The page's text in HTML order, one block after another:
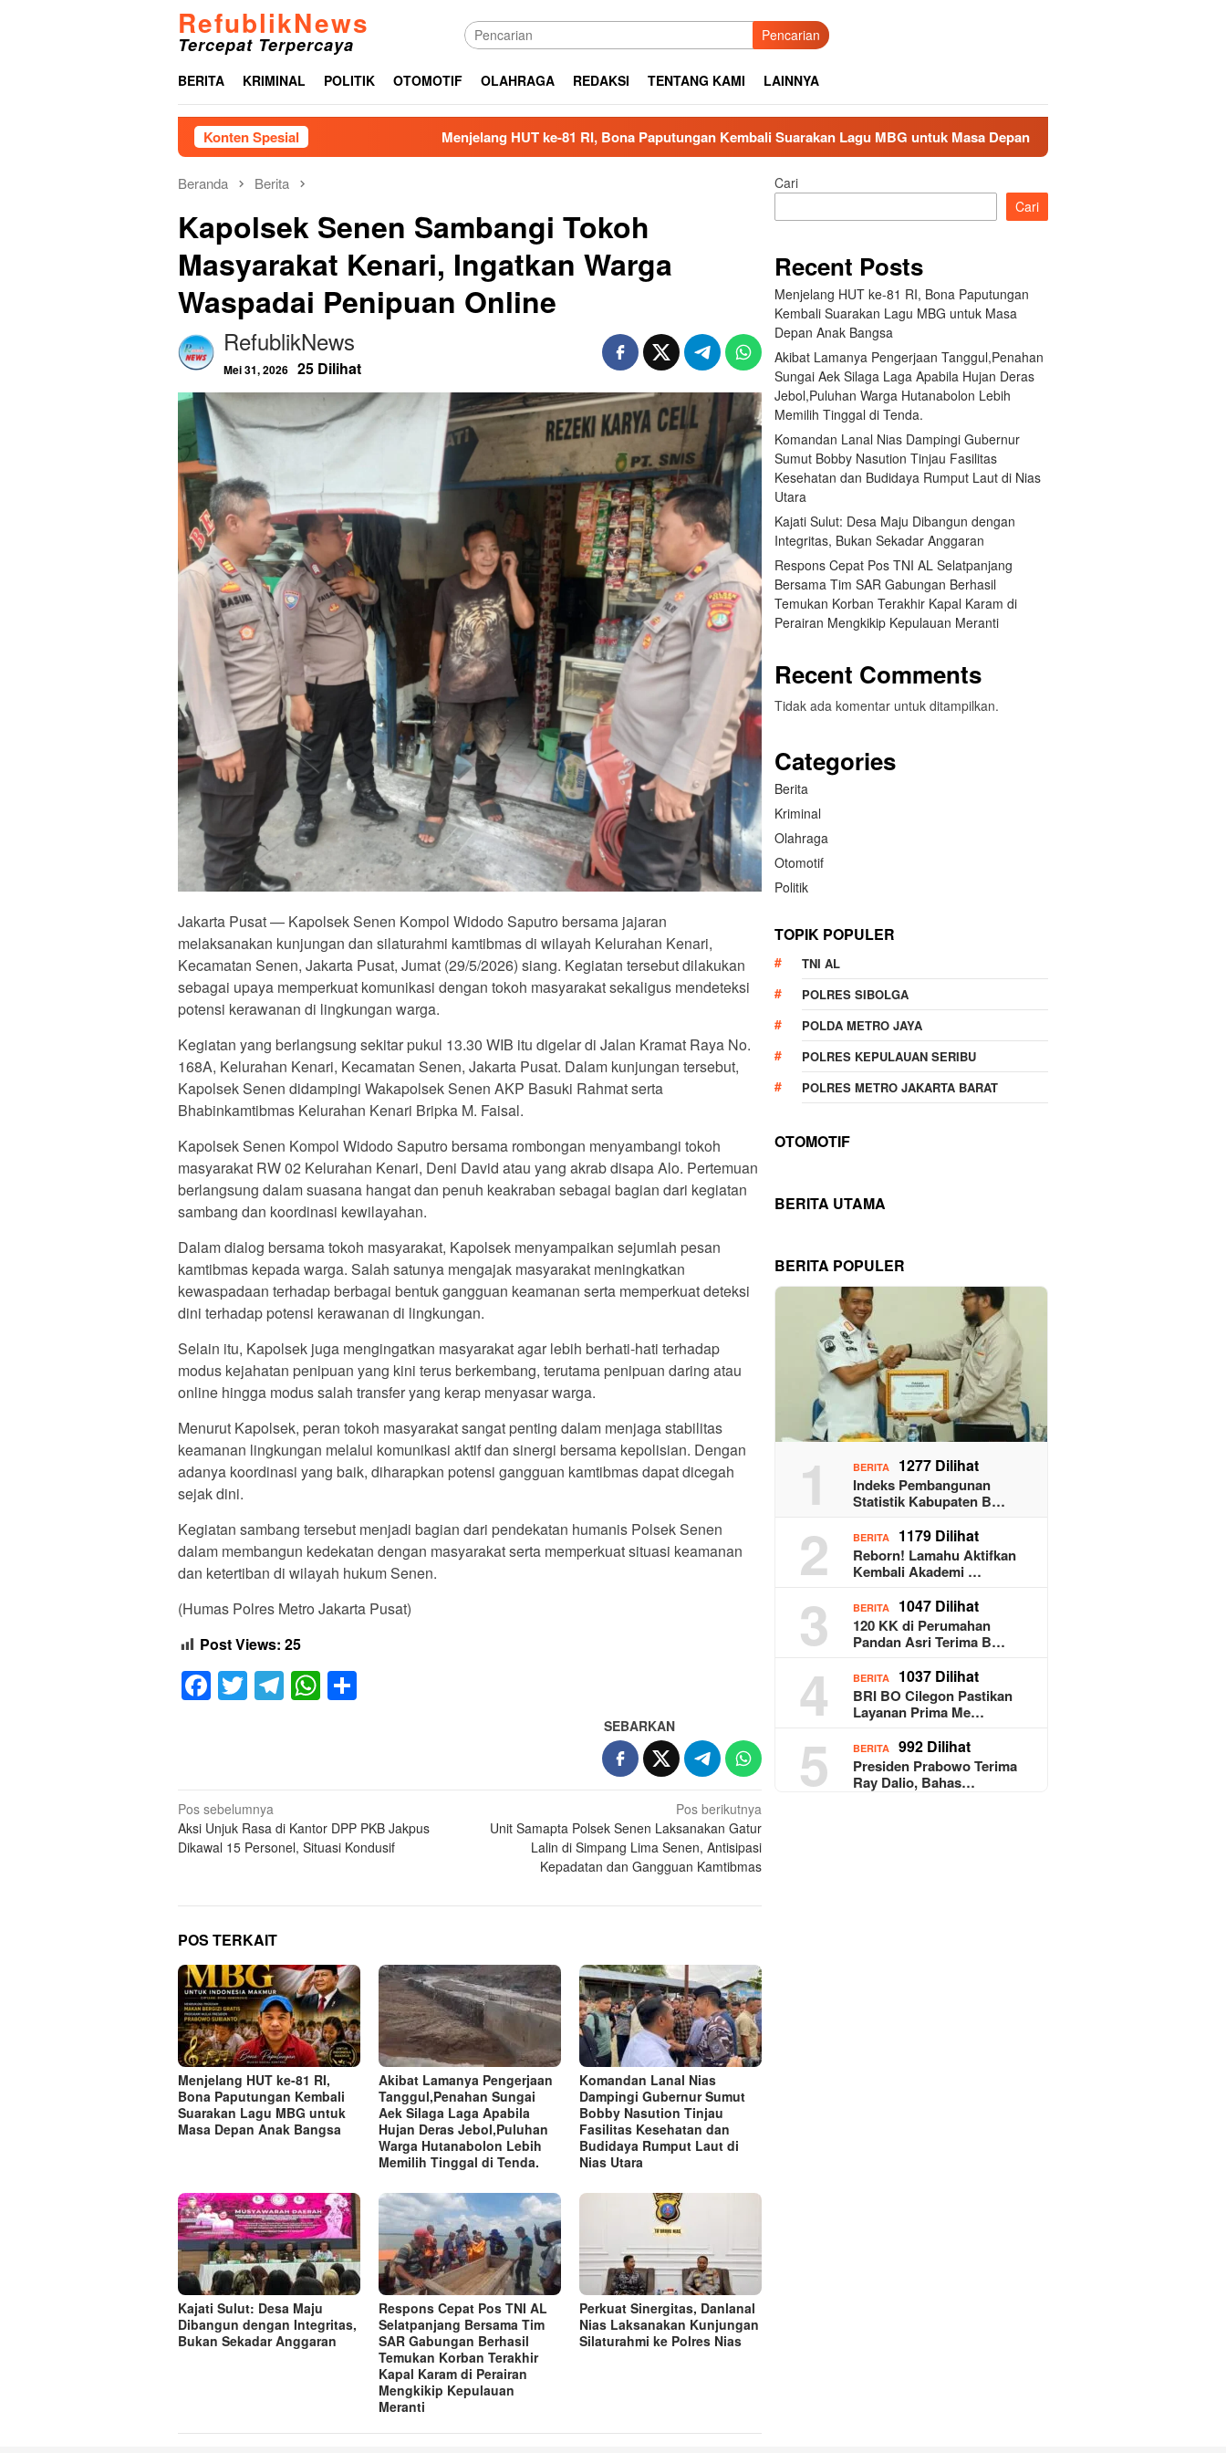
RefublikNews
Tercepat Terpercaya Pencarian
BERITA KRIMINAL POLITIK OTOMOTIF OLAHRAGA REDAKSI TENTANG KAMI LAINNYA
Konten Spesial Menjelang HUT ke-81 RI, Bona Paputungan Kembali Suarakan Lagu MBG untuk Masa Depan Anak Bangsa
Beranda Berita
Kapolsek Senen Sambangi Tokoh
Masyarakat Kenari, Ingatkan Warga
Waspadai Penipuan Online
RefublikNews
Mei 31, 2026 25 Dilihat
Jakarta Pusat — Kapolsek Senen Kompol Widodo Saputro bersama jajaran
melaksanakan kunjungan dan silaturahmi kamtibmas di wilayah Kelurahan Kenari,
Kecamatan Senen, Jakarta Pusat, Jumat (29/5/2026) siang. Kegiatan tersebut dilakukan
sebagai upaya memperkuat komunikasi dengan tokoh masyarakat sekaligus mendeteksi
potensi kerawanan di lingkungan warga.
Kegiatan yang berlangsung sekitar pukul 13.30 WIB itu digelar di Jalan Kramat Raya No.
168A, Kelurahan Kenari, Kecamatan Senen, Jakarta Pusat. Dalam kunjungan tersebut,
Kapolsek Senen didampingi Wakapolsek Senen AKP Basuki Rahmat serta
Bhabinkamtibmas Kelurahan Kenari Bripka M. Faisal.
Kapolsek Senen Kompol Widodo Saputro bersama rombongan menyambangi tokoh
masyarakat RW 02 Kelurahan Kenari, Deni David atau yang akrab disapa Alo. Pertemuan
berlangsung dalam suasana hangat dan penuh keakraban sebagai bagian dari kegiatan
sambang dan koordinasi kewilayahan.
Dalam dialog bersama tokoh masyarakat, Kapolsek menyampaikan sejumlah pesan
kamtibmas kepada warga. Salah satunya mengajak masyarakat meningkatkan
kewaspadaan terhadap berbagai bentuk gangguan keamanan serta memperkuat deteksi
dini terhadap potensi kerawanan di lingkungan.
Selain itu, Kapolsek juga mengingatkan masyarakat agar lebih berhati-hati terhadap
modus kejahatan penipuan yang kini terus berkembang, terutama penipuan daring atau
online hingga modus salah transfer yang kerap menyasar warga.
Menurut Kapolsek, peran tokoh masyarakat sangat penting dalam menjaga stabilitas
keamanan lingkungan melalui komunikasi aktif dan sinergi bersama kepolisian. Dengan
adanya koordinasi yang baik, diharapkan potensi gangguan kamtibmas dapat dicegah
sejak dini.
Kegiatan sambang tersebut menjadi bagian dari pendekatan humanis Polsek Senen
dalam membangun kedekatan dengan masyarakat serta memperkuat situasi keamanan
dan ketertiban di wilayah hukum Senen.
(Humas Polres Metro Jakarta Pusat)
Post Views: 25
Facebook
Twitter
Telegram
WhatsApp
SEBARKAN
Navigasi
pos
Pos sebelumnya
Aksi Unjuk Rasa di Kantor DPP PKB Jakpus
Dikawal 15 Personel, Situasi Kondusif
Pos berikutnya
Unit Samapta Polsek Senen Laksanakan Gatur
Lalin di Simpang Lima Senen, Antisipasi
Kepadatan dan Gangguan Kamtibmas
POS TERKAIT
Menjelang HUT ke-81 RI,
Bona Paputungan Kembali
Suarakan Lagu MBG untuk
Masa Depan Anak Bangsa
Akibat Lamanya Pengerjaan
Tanggul,Penahan Sungai
Aek Silaga Laga Apabila
Hujan Deras Jebol,Puluhan
Warga Hutanabolon Lebih
Memilih Tinggal di Tenda.
Komandan Lanal Nias
Dampingi Gubernur Sumut
Bobby Nasution Tinjau
Fasilitas Kesehatan dan
Budidaya Rumput Laut di
Nias Utara
Kajati Sulut: Desa Maju
Dibangun dengan Integritas,
Bukan Sekadar Anggaran
Respons Cepat Pos TNI AL
Selatpanjang Bersama Tim
SAR Gabungan Berhasil
Temukan Korban Terakhir
Kapal Karam di Perairan
Mengkikip Kepulauan
Meranti
Perkuat Sinergitas, Danlanal
Nias Laksanakan Kunjungan
Silaturahmi ke Polres Nias
Cari
Cari
Recent Posts
Menjelang HUT ke-81 RI, Bona Paputungan
Kembali Suarakan Lagu MBG untuk Masa
Depan Anak Bangsa
Akibat Lamanya Pengerjaan Tanggul,Penahan
Sungai Aek Silaga Laga Apabila Hujan Deras
Jebol,Puluhan Warga Hutanabolon Lebih
Memilih Tinggal di Tenda.
Komandan Lanal Nias Dampingi Gubernur
Sumut Bobby Nasution Tinjau Fasilitas
Kesehatan dan Budidaya Rumput Laut di Nias
Utara
Kajati Sulut: Desa Maju Dibangun dengan
Integritas, Bukan Sekadar Anggaran
Respons Cepat Pos TNI AL Selatpanjang
Bersama Tim SAR Gabungan Berhasil
Temukan Korban Terakhir Kapal Karam di
Perairan Mengkikip Kepulauan Meranti
Recent Comments
Tidak ada komentar untuk ditampilkan.
Categories
Berita
Kriminal
Olahraga
Otomotif
Politik
TOPIK POPULER
TNI AL
POLRES SIBOLGA
POLDA METRO JAYA
POLRES KEPULAUAN SERIBU
POLRES METRO JAKARTA BARAT
OTOMOTIF
BERITA UTAMA
BERITA POPULER
1 BERITA 1277 Dilihat
Indeks Pembangunan
Statistik Kabupaten B…
2 BERITA 1179 Dilihat
Reborn! Lamahu Aktifkan
Kembali Akademi …
3 BERITA 1047 Dilihat
120 KK di Perumahan
Pandan Asri Terima B…
4 BERITA 1037 Dilihat
BRI BO Cilegon Pastikan
Layanan Prima Me…
5 BERITA 992 Dilihat
Presiden Prabowo Terima
Ray Dalio, Bahas…